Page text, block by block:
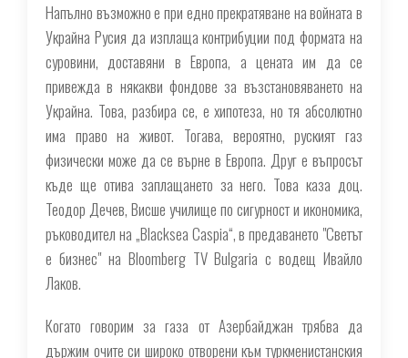
Напълно възможно е при едно прекратяване на войната в
Украйна Русия да изплаща контрибуции под формата на
суровини, доставяни в Европа, а цената им да се
привежда в някакви фондове за възстановяването на
Украйна. Това, разбира се, е хипотеза, но тя абсолютно
има право на живот. Тогава, вероятно, руският газ
физически може да се върне в Европа. Друг е въпросът
къде ще отива заплащането за него. Това каза доц.
Теодор Дечев, Висше училище по сигурност и икономика,
ръководител на „Blacksea Caspia“, в предаването "Светът
е бизнес" на Bloomberg TV Bulgaria с водещ Ивайло
Лаков.
Когато говорим за газа от Азербайджан трябва да
държим очите си широко отворени към туркменистанския